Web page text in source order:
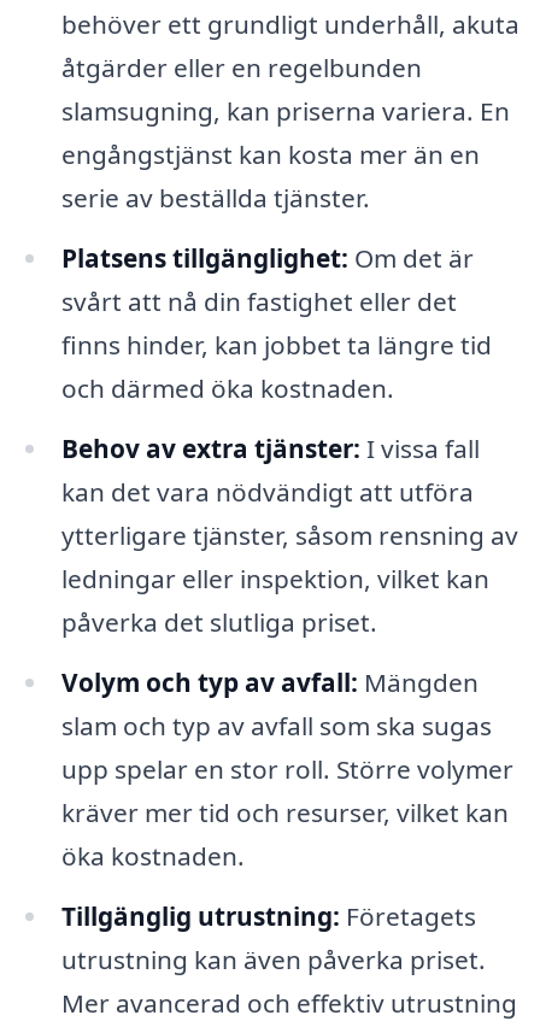
behöver ett grundligt underhåll, akuta
åtgärder eller en regelbunden
slamsugning, kan priserna variera. En
engångstjänst kan kosta mer än en
serie av beställda tjänster.
Platsens tillgänglighet: Om det är
svårt att nå din fastighet eller det
finns hinder, kan jobbet ta längre tid
och därmed öka kostnaden.
Behov av extra tjänster: I vissa fall
kan det vara nödvändigt att utföra
ytterligare tjänster, såsom rensning av
ledningar eller inspektion, vilket kan
påverka det slutliga priset.
Volym och typ av avfall: Mängden
slam och typ av avfall som ska sugas
upp spelar en stor roll. Större volymer
kräver mer tid och resurser, vilket kan
öka kostnaden.
Tillgänglig utrustning: Företagets
utrustning kan även påverka priset.
Mer avancerad och effektiv utrustning